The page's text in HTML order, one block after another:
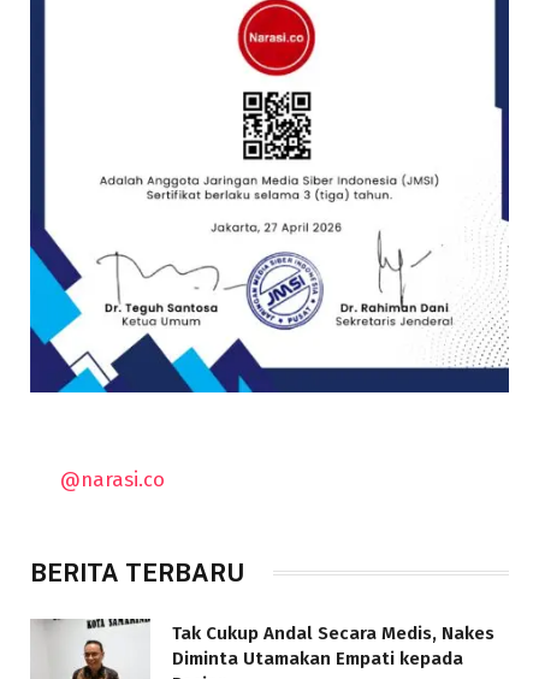
@narasi.co
BERITA TERBARU
Tak Cukup Andal Secara Medis, Nakes
Diminta Utamakan Empati kepada